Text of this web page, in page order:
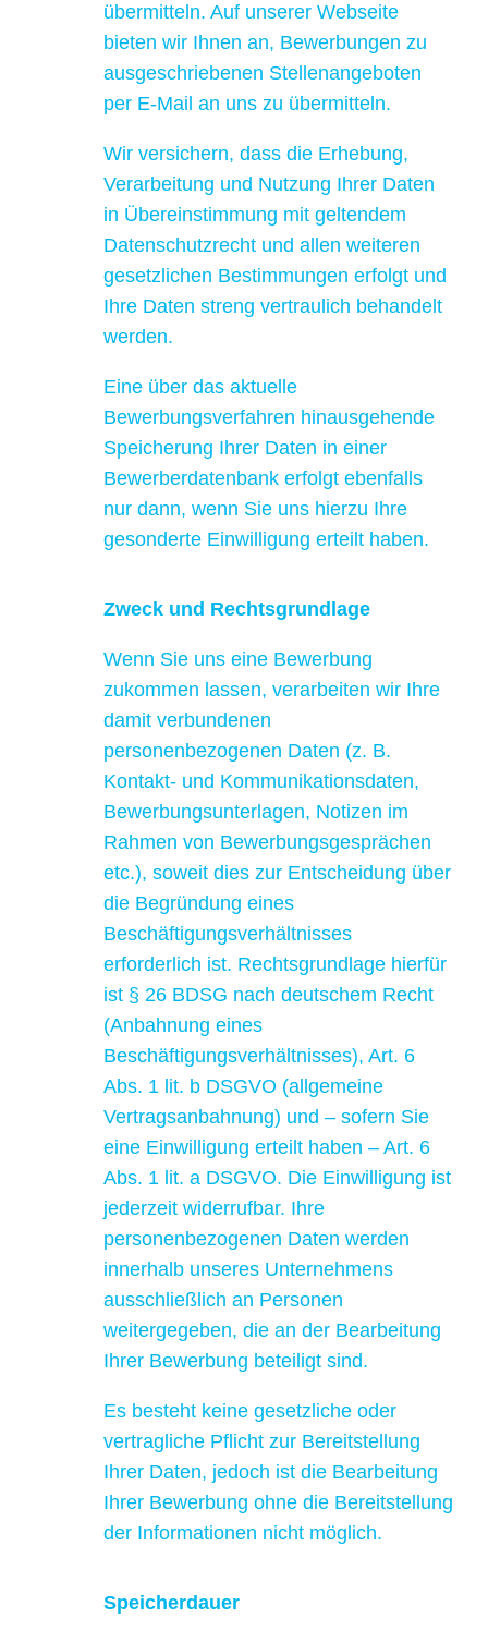
übermitteln. Auf unserer Webseite
bieten wir Ihnen an, Bewerbungen zu
ausgeschriebenen Stellenangeboten
per E-Mail an uns zu übermitteln.
Wir versichern, dass die Erhebung,
Verarbeitung und Nutzung Ihrer Daten
in Übereinstimmung mit geltendem
Datenschutzrecht und allen weiteren
gesetzlichen Bestimmungen erfolgt und
Ihre Daten streng vertraulich behandelt
werden.
Eine über das aktuelle
Bewerbungsverfahren hinausgehende
Speicherung Ihrer Daten in einer
Bewerberdatenbank erfolgt ebenfalls
nur dann, wenn Sie uns hierzu Ihre
gesonderte Einwilligung erteilt haben.
Zweck und Rechtsgrundlage
Wenn Sie uns eine Bewerbung
zukommen lassen, verarbeiten wir Ihre
damit verbundenen
personenbezogenen Daten (z. B.
Kontakt- und Kommunikationsdaten,
Bewerbungsunterlagen, Notizen im
Rahmen von Bewerbungsgesprächen
etc.), soweit dies zur Entscheidung über
die Begründung eines
Beschäftigungsverhältnisses
erforderlich ist. Rechtsgrundlage hierfür
ist § 26 BDSG nach deutschem Recht
(Anbahnung eines
Beschäftigungsverhältnisses), Art. 6
Abs. 1 lit. b DSGVO (allgemeine
Vertragsanbahnung) und – sofern Sie
eine Einwilligung erteilt haben – Art. 6
Abs. 1 lit. a DSGVO. Die Einwilligung ist
jederzeit widerrufbar. Ihre
personenbezogenen Daten werden
innerhalb unseres Unternehmens
ausschließlich an Personen
weitergegeben, die an der Bearbeitung
Ihrer Bewerbung beteiligt sind.
Es besteht keine gesetzliche oder
vertragliche Pflicht zur Bereitstellung
Ihrer Daten, jedoch ist die Bearbeitung
Ihrer Bewerbung ohne die Bereitstellung
der Informationen nicht möglich.
Speicherdauer